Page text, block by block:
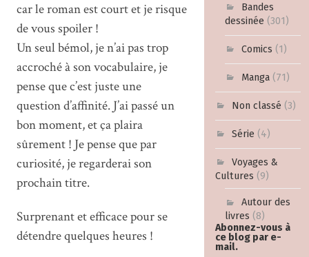
Bandes
dessinée (301)
Comics (1)
Manga (71)
Non classé (3)
Série (4)
Voyages &
Cultures (9)
Autour des
livres (8)
Abonnez-vous à
ce blog par e-
mail.
car le roman est court et je risque
de vous spoiler !
Un seul bémol, je n’ai pas trop
accroché à son vocabulaire, je
pense que c’est juste une
question d’affinité. J’ai passé un
bon moment, et ça plaira
sûrement ! Je pense que par
curiosité, je regarderai son
prochain titre.
Surprenant et efficace pour se
détendre quelques heures !